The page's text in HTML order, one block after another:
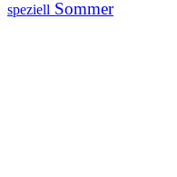
speziell Sommer